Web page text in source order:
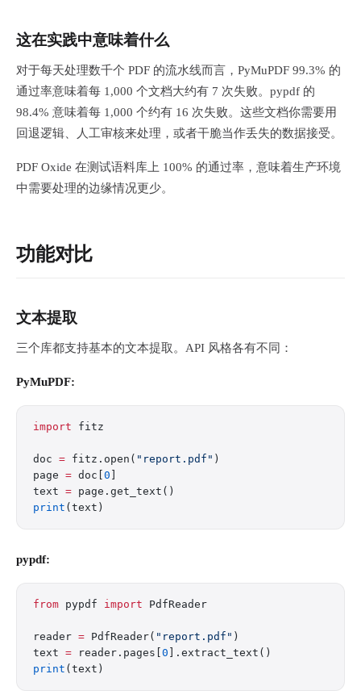
这在实践中意味着什么
对于每天处理数千个 PDF 的流水线而言，PyMuPDF 99.3% 的
通过率意味着每 1,000 个文档大约有 7 次失败。pypdf 的
98.4% 意味着每 1,000 个约有 16 次失败。这些文档你需要用
回退逻辑、人工审核来处理，或者干脆当作丢失的数据接受。
PDF Oxide 在测试语料库上 100% 的通过率，意味着生产环境
中需要处理的边缘情况更少。
功能对比
文本提取
三个库都支持基本的文本提取。API 风格各有不同：
PyMuPDF:
import fitz
doc = fitz.open( "report.pdf" )
page = doc[ 0
text = page.get_text()
print (text)
pypdf:
from pypdf import PdfReader
reader = PdfReader( "report.pdf" )
text = reader.pages[ 0 ].extract_text()
print (text)